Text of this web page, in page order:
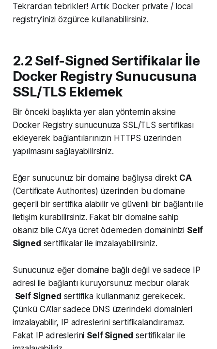
Tekrardan tebrikler! Artık Docker private / local
registry’inizi özgürce kullanabilirsiniz.
2.2 Self-Signed Sertifikalar İle
Docker Registry Sunucusuna
SSL/TLS Eklemek
Bir önceki başlıkta yer alan yöntemin aksine
Docker Registry sunucunuza SSL/TLS sertifikası
ekleyerek bağlantılarınızın HTTPS üzerinden
yapılmasını sağlayabilirsiniz.
Eğer sunucunuz bir domaine bağlıysa direkt CA
(Certificate Authorites) üzerinden bu domaine
geçerli bir sertifika alabilir ve güvenli bir bağlantı ile
iletişim kurabilirsiniz. Fakat bir domaine sahip
olsanız bile CA’ya ücret ödemeden domaininizi Self
Signed sertifikalar ile imzalayabilirsiniz.
Sunucunuz eğer domaine bağlı değil ve sadece IP
adresi ile bağlantı kuruyorsunuz mecbur olarak
Self Signed sertifika kullanmanız gerekecek.
Çünkü CA’lar sadece DNS üzerindeki domainleri
imzalayabilir, IP adreslerini sertifikalandıramaz.
Fakat IP adreslerini Self Signed sertifikalar ile